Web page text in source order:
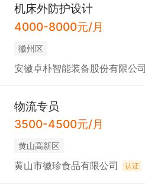
机床外防护设计
4000-8000元/月
徽州区
安徽卓朴智能装备股份有限公司
物流专员
3500-4500元/月
黄山高新区
黄山市徽珍食品有限公司 认证